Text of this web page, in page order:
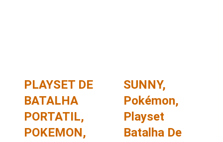
PLAYSET DE
BATALHA
PORTATIL,
POKEMON,
SUNNY,
Pokémon,
Playset
Batalha De